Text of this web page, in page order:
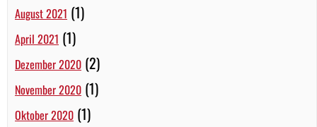
August 2021 (1)
April 2021 (1)
Dezember 2020 (2)
November 2020 (1)
Oktober 2020 (1)